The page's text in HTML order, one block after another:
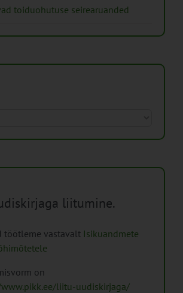
toiduohutuse seirearuanded
liitumine.
töötleme vastavalt Isikuandmete
on
liitu-uudiskirjaga/